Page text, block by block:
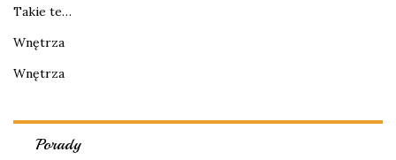
Takie te…
Wnętrza
Wnętrza
Porady